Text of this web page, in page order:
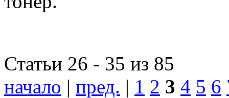
Статьи 26 - 35 из 85
начало | пред. | 1 2 3 4 5 6